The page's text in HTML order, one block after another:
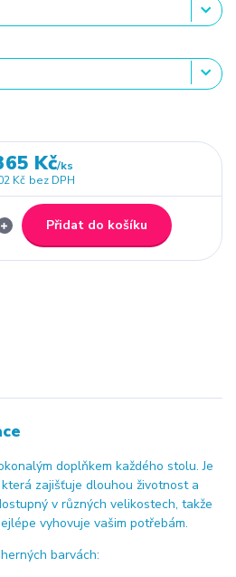
Kč/ks
Kč bez DPH
Přidat do košíku
doplňkem každého stolu. Je
zajišťuje dlouhou životnost a
v různých velikostech, takže
vyhovuje vašim potřebám.
barvách: